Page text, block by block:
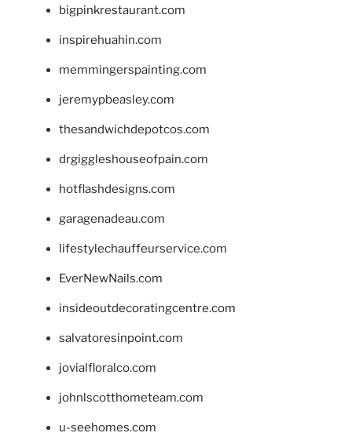
bigpinkrestaurant.com
inspirehuahin.com
memmingerspainting.com
jeremypbeasley.com
thesandwichdepotcos.com
drgiggleshouseofpain.com
hotflashdesigns.com
garagenadeau.com
lifestylechauffeurservice.com
EverNewNails.com
insideoutdecoratingcentre.com
salvatoresinpoint.com
jovialfloralco.com
johnlscotthometeam.com
u-seehomes.com